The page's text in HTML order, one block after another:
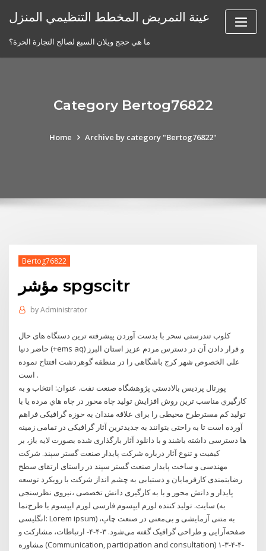
عينة التمريض المخطط التنظيمي المنزل
ما هي حجج ويلان السبع لصالح التجارة الحرة؟
Category Bertog76822
Home Archive by category "Bertog76822"
Bertog76822
مؤشر spgscitr
byAdministrator
کلوب تندرستی سحر با بدست آوردن پیشرفته ترین دستگاه های حال
حاضر دنیا (+ems aq) و قرار دادن آن در دسترس مردم عزیز استان البرز
علی الخصوص شهر کرج باشگاهی را در منطقه گوهردشت افتتاح نموده
است .
پورتال پرديس بالادستي پژوهشگاه صنعت نفت. عنوان: انتخاب و به
كارگيري مناسب ترين روش افزايش توليد چاه محور در چاه هاي مرده يا با
توليد كم مسترطرح محیطی را برای علاقه مندان به حوزه گرافیکی فراهم
آورده است تا به راحتی بتوانند به جدیدترین آثار گرافیکی در تمامی زمینه
ها دسترسی داشته باشند و با دانلود آثار بارگذاری شده بصورت لایه باز، بر
کیفیت و تنوع آثار درباره شرکت پایدار صنعت گستر سپند. شرکت
مهندسی و ساخت پایدار صنعت گستر سپند در راستای ارتقای سطح
رضایتمندی کارفرمایان و دستیابی به چشم انداز شرکت با رویکرد توسعه
پایدار و دانش محور و با به کارگیری دانش تخصصی ،نیروی نظرسنجی
سایت. تولید کننده لورم ایپسوم فارسی لورم ایپسوم یا طرح‌نما (به
انگلیسی: Lorem ipsum) به متنی آزمایشی و بی‌معنی در صنعت چاپ،
صفحه‌آرایی و طراحی گرافیک گفته می‌شود. ۳-۴-۴- ارتباطات، مشارکت و
مشاوره (Communication, participation and consultation) ۱-۳-۴-۴-